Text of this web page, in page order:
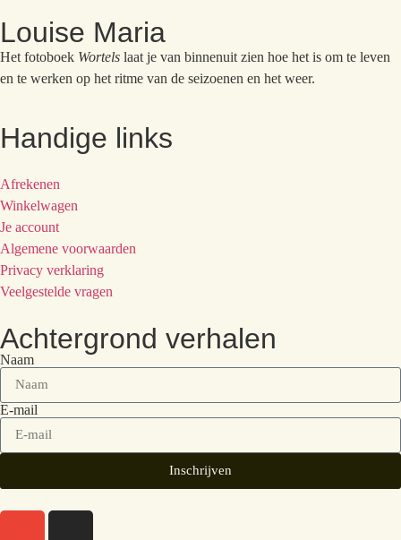
Louise Maria
Het fotoboek Wortels laat je van binnenuit zien hoe het is om te leven
en te werken op het ritme van de seizoenen en het weer.
Handige links
Afrekenen
Winkelwagen
Je account
Algemene voorwaarden
Privacy verklaring
Veelgestelde vragen
Achtergrond verhalen
Naam
E-mail
Inschrijven